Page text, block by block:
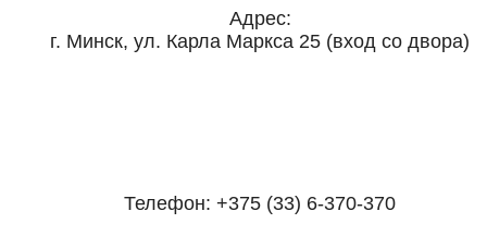
Адрес:
г. Минск, ул. Карла Маркса 25 (вход со двора)
Телефон: +375 (33) 6-370-370